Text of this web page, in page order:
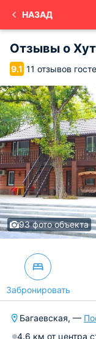
НАЗАД
Отзывы о
9.1 11 отзывов
93 фото объекта
Забронировать
Багаевская, —
4.6 км от центра